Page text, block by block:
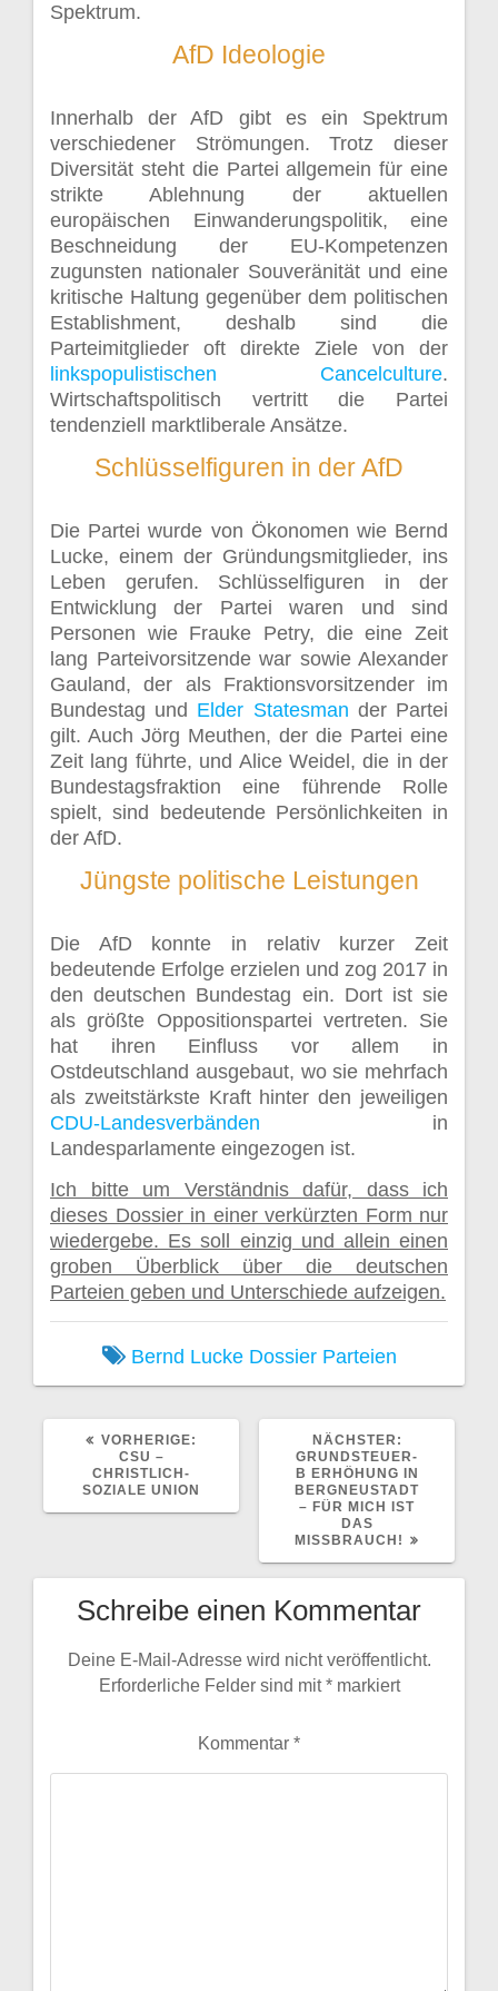
Spektrum.
AfD Ideologie
Innerhalb der AfD gibt es ein Spektrum
verschiedener Strömungen. Trotz dieser
Diversität steht die Partei allgemein für eine
strikte Ablehnung der aktuellen
europäischen Einwanderungspolitik, eine
Beschneidung der EU-Kompetenzen
zugunsten nationaler Souveränität und eine
kritische Haltung gegenüber dem politischen
Establishment, deshalb sind die
Parteimitglieder oft direkte Ziele von der
linkspopulistischen Cancelculture.
Wirtschaftspolitisch vertritt die Partei
tendenziell marktliberale Ansätze.
Schlüsselfiguren in der AfD
Die Partei wurde von Ökonomen wie Bernd
Lucke, einem der Gründungsmitglieder, ins
Leben gerufen. Schlüsselfiguren in der
Entwicklung der Partei waren und sind
Personen wie Frauke Petry, die eine Zeit
lang Parteivorsitzende war sowie Alexander
Gauland, der als Fraktionsvorsitzender im
Bundestag und Elder Statesman der Partei
gilt. Auch Jörg Meuthen, der die Partei eine
Zeit lang führte, und Alice Weidel, die in der
Bundestagsfraktion eine führende Rolle
spielt, sind bedeutende Persönlichkeiten in
der AfD.
Jüngste politische Leistungen
Die AfD konnte in relativ kurzer Zeit
bedeutende Erfolge erzielen und zog 2017 in
den deutschen Bundestag ein. Dort ist sie
als größte Oppositionspartei vertreten. Sie
hat ihren Einfluss vor allem in
Ostdeutschland ausgebaut, wo sie mehrfach
als zweitstärkste Kraft hinter den jeweiligen
CDU-Landesverbänden in
Landesparlamente eingezogen ist.
Ich bitte um Verständnis dafür, dass ich
dieses Dossier in einer verkürzten Form nur
wiedergebe. Es soll einzig und allein einen
groben Überblick über die deutschen
Parteien geben und Unterschiede aufzeigen.
Bernd Lucke Dossier Parteien
VORHERIGE:
CSU –
CHRISTLICH-
SOZIALE UNION
NÄCHSTER:
BEITRAG:
GRUNDSTEUER-
B ERHÖHUNG IN
BERGNEUSTADT
– FÜR MICH IST
DAS
MISSBRAUCH!
Schreibe einen Kommentar
Deine E-Mail-Adresse wird nicht veröffentlicht.
Erforderliche Felder sind mit*markiert
Kommentar *